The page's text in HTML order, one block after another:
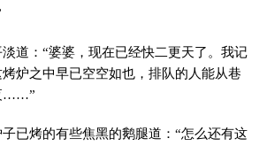
道：“婆婆，现在已经快二更天了。我记
炉之中早已空空如也，排队的人能从巷
……”
已烤的有些焦黑的鹅腿道：“怎么还有这